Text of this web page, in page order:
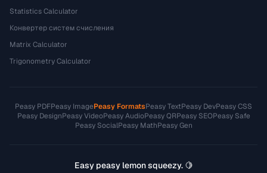
Statistics Calculator
Конвертер систем счисления
Matrix Calculator
Trigonometry Calculator
Peasy PDFPeasy ImagePeasy FormatsPeasy TextPeasy DevPeasy CSS
Peasy DesignPeasy VideoPeasy AudioPeasy QRPeasy SEOPeasy Safe
Peasy SocialPeasy MathPeasy Gen
Easy peasy lemon squeezy. 🍋